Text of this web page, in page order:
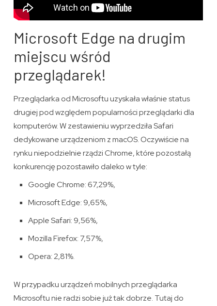
Microsoft Edge na drugim
miejscu wśród
przeglądarek!
Przeglądarka od Microsoftu uzyskała właśnie status
drugiej pod względem popularności przeglądarki dla
komputerów. W zestawieniu wyprzedziła Safari
dedykowane urządzeniom z macOS. Oczywiście na
rynku niepodzielnie rządzi Chrome, które pozostałą
konkurencję pozostawiło daleko w tyle:
Google Chrome: 67,29%,
Microsoft Edge: 9,65%,
Apple Safari: 9,56%,
Mozilla Firefox: 7,57%,
Opera: 2,81%.
W przypadku urządzeń mobilnych przeglądarka
Microsoftu nie radzi sobie już tak dobrze. Tutaj do